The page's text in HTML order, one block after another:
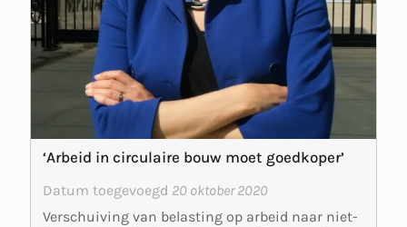
‘Arbeid in circulaire bouw moet goedkoper’
Datum toegevoegd 20 oktober 2020
Verschuiving van belasting op arbeid naar niet-